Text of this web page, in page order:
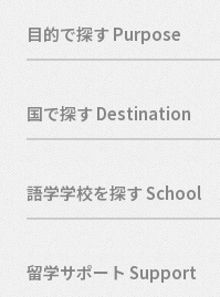
目的で探す Purpose
国で探す Destination
語学学校を探す School
留学サポート Support